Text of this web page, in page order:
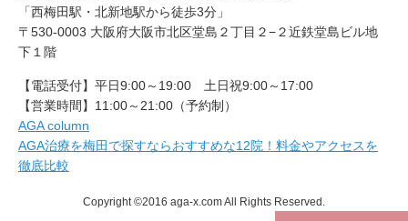
「西梅田駅・北新地駅から徒歩3分」
〒530-0003 大阪府大阪市北区堂島２丁目２−２近鉄堂島ビル地
下１階
【電話受付】平日9:00～19:00 土日祝9:00～17:00
【営業時間】11:00～21:00（予約制）
AGA column
AGA治療を梅田で探すならおすすめな12院！料金やアクセスを
徹底比較
Copyright ©2016 aga-x.com All Rights Reserved.